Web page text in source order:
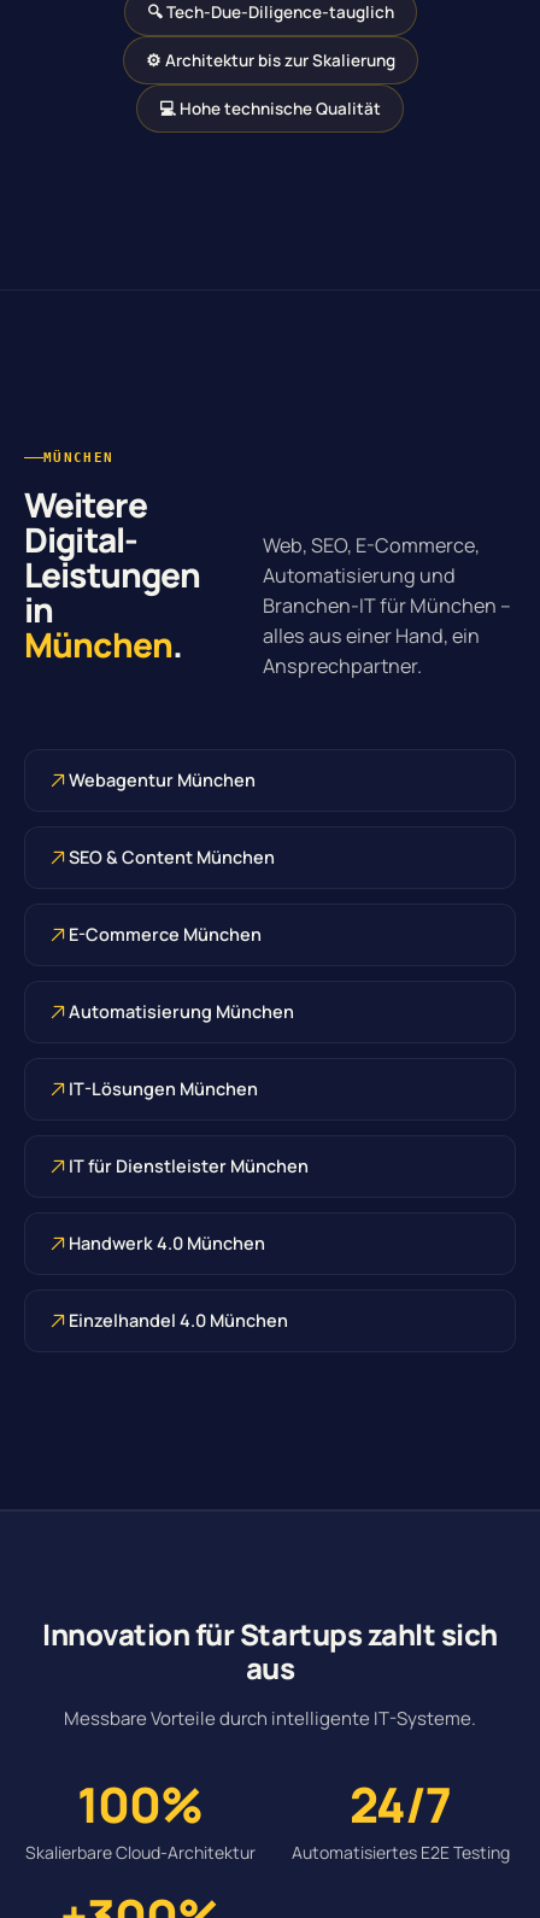
🔍 Tech-Due-Diligence-tauglich
⚙️ Architektur bis zur Skalierung
💻 Hohe technische Qualität
MÜNCHEN
Weitere
Digital-
Leistungen
in
München.
Web, SEO, E-Commerce,
Automatisierung und
Branchen-IT für München –
alles aus einer Hand, ein
Ansprechpartner.
Webagentur München
SEO & Content München
E-Commerce München
Automatisierung München
IT-Lösungen München
IT für Dienstleister München
Handwerk 4.0 München
Einzelhandel 4.0 München
Innovation für Startups zahlt sich
aus
Messbare Vorteile durch intelligente IT-Systeme.
100%
Skalierbare Cloud-Architektur
24/7
Automatisiertes E2E Testing